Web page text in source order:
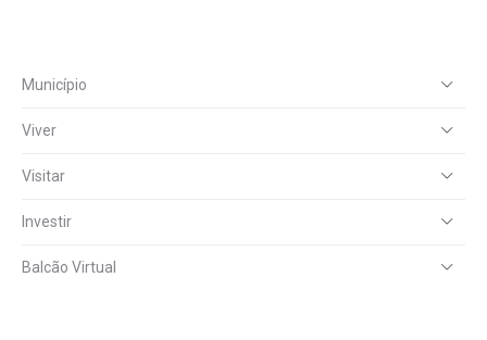
Município
Viver
Visitar
Investir
Balcão Virtual